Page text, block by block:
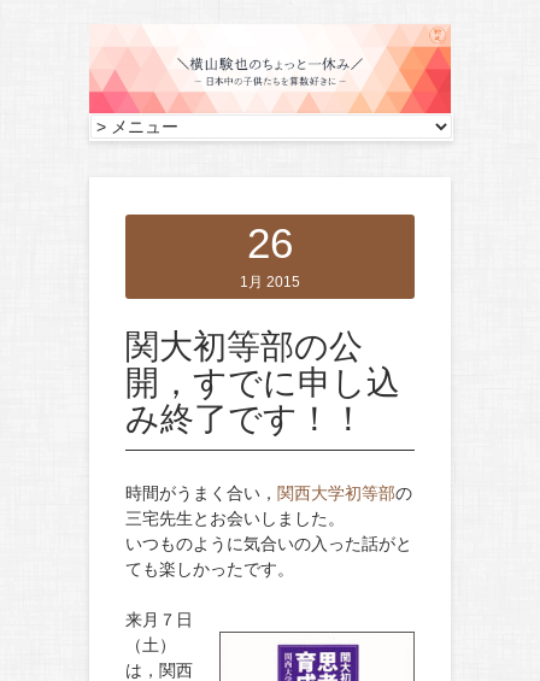
26
1月 2015
関大初等部の公
開，すでに申し込
み終了です！！
時間がうまく合い， 関西大学初等部の
三宅先生とお会いしました。
いつものように気合いの入った話がと
ても楽しかったです。
来月７ 日
（土）
は，関西